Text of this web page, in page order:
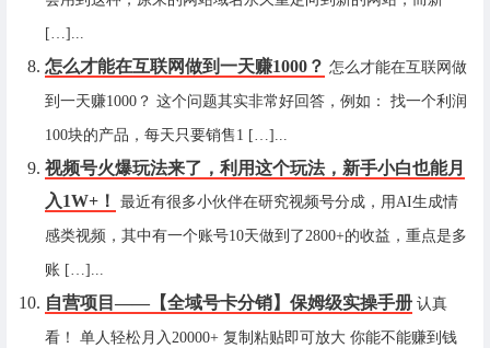
[…]...
怎么才能在互联网做到一天赚1000？ 怎么才能在互联网做
到一天赚1000？ 这个问题其实非常好回答，例如： 找一个利润
100块的产品，每天只要销售1 […]...
视频号火爆玩法来了，利用这个玩法，新手小白也能月
入1W+！
最近有很多小伙伴在研究视频号分成，用AI生成情
感类视频，其中有一个账号10天做到了2800+的收益，重点是多
账 […]...
自营项目——【全域号卡分销】保姆级实操手册 认真
看！ 单人轻松月入20000+ 复制粘贴即可放大 你能不能赚到钱